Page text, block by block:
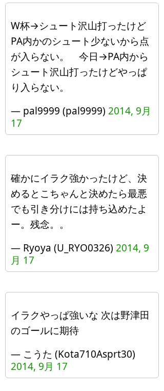
W杯→シュート沢山打ったけど
PA内かのシュート少ないから点
が入らない。 今日→PA内から
シュート沢山打ったけどやっぱ
り入らない。
— pal9999 (pal9999) 2014, 9月
17
確かにイラク強かったけど、決
めるとこちゃんと決めたら最悪
でも引き分けには持ち込めたよ
ー。残念。。
— Ryoya (U_RYO0326) 2014, 9
月 17
イラクやっぱ強いな 次は野津田
のゴールに期待
— こうた (Kota710Asprt30)
2014, 9月 17